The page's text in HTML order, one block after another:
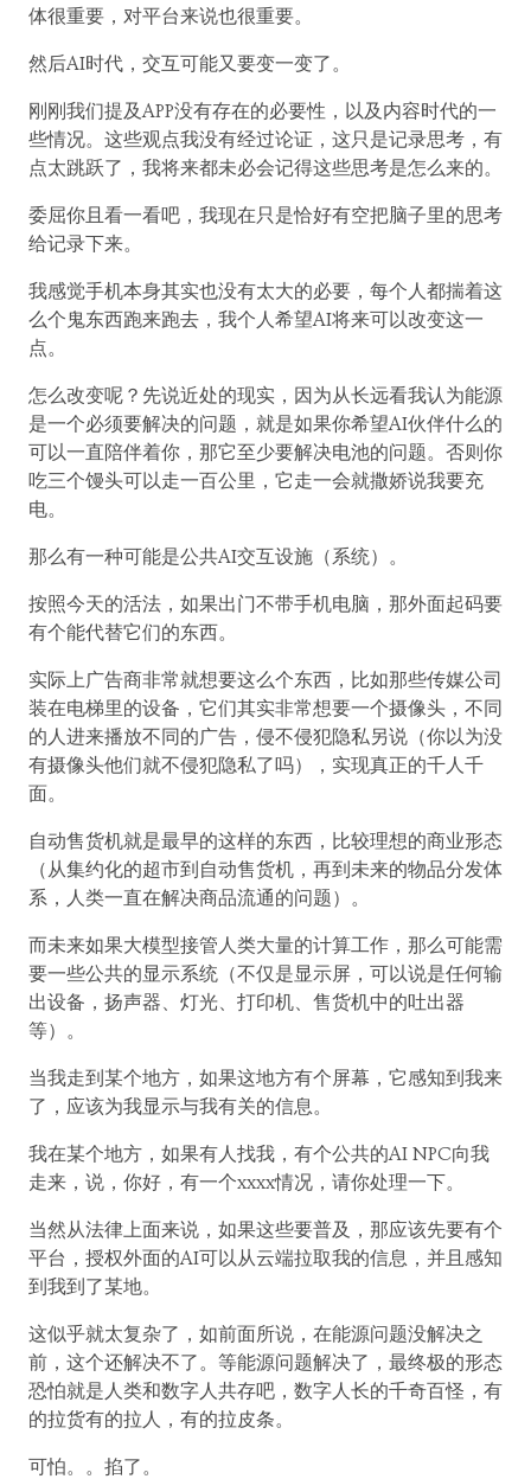
体很重要，对平台来说也很重要。
然后AI时代，交互可能又要变一变了。
刚刚我们提及APP没有存在的必要性，以及内容时代的一
些情况。这些观点我没有经过论证，这只是记录思考，有
点太跳跃了，我将来都未必会记得这些思考是怎么来的。
委屈你且看一看吧，我现在只是恰好有空把脑子里的思考
给记录下来。
我感觉手机本身其实也没有太大的必要，每个人都揣着这
么个鬼东西跑来跑去，我个人希望AI将来可以改变这一
点。
怎么改变呢？先说近处的现实，因为从长远看我认为能源
是一个必须要解决的问题，就是如果你希望AI伙伴什么的
可以一直陪伴着你，那它至少要解决电池的问题。否则你
吃三个馒头可以走一百公里，它走一会就撒娇说我要充
电。
那么有一种可能是公共AI交互设施（系统）。
按照今天的活法，如果出门不带手机电脑，那外面起码要
有个能代替它们的东西。
实际上广告商非常就想要这么个东西，比如那些传媒公司
装在电梯里的设备，它们其实非常想要一个摄像头，不同
的人进来播放不同的广告，侵不侵犯隐私另说（你以为没
有摄像头他们就不侵犯隐私了吗），实现真正的千人千
面。
自动售货机就是最早的这样的东西，比较理想的商业形态
（从集约化的超市到自动售货机，再到未来的物品分发体
系，人类一直在解决商品流通的问题）。
而未来如果大模型接管人类大量的计算工作，那么可能需
要一些公共的显示系统（不仅是显示屏，可以说是任何输
出设备，扬声器、灯光、打印机、售货机中的吐出器
等）。
当我走到某个地方，如果这地方有个屏幕，它感知到我来
了，应该为我显示与我有关的信息。
我在某个地方，如果有人找我，有个公共的AI NPC向我
走来，说，你好，有一个xxxx情况，请你处理一下。
当然从法律上面来说，如果这些要普及，那应该先要有个
平台，授权外面的AI可以从云端拉取我的信息，并且感知
到我到了某地。
这似乎就太复杂了，如前面所说，在能源问题没解决之
前，这个还解决不了。等能源问题解决了，最终极的形态
恐怕就是人类和数字人共存吧，数字人长的千奇百怪，有
的拉货有的拉人，有的拉皮条。
可怕。。掐了。